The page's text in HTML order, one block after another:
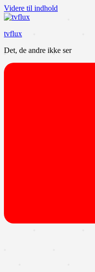
Videre til indhold
tvflux
Det, de andre ikke ser